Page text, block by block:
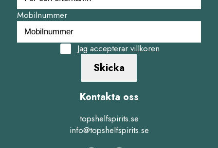
Mobilnummer
Jag accepterar villkoren
Skicka
Kontakta oss
topshelfspirits.se
info@topshelfspirits.se